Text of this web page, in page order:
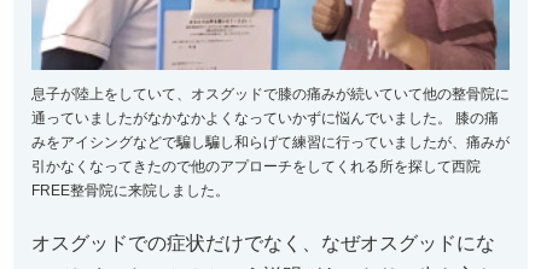
息子が陸上をしていて、オスグッドで膝の痛みが続いていて他の整骨院に
通っていましたがなかなかよくなっていかずに悩んでいました。 膝の痛
みをアイシングなどで騙し騙し和らげて練習に行っていましたが、 痛みが
引かなくなってきたので他のアプローチをしてくれる所を探して西院
FREE整骨院に来院しました。
オスグッドでの症状だけでなく、 なぜオスグッドにな